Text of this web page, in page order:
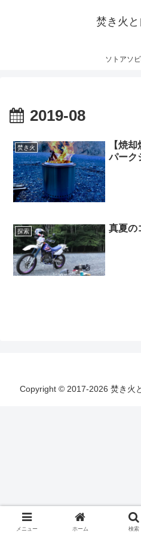
焚き火
ソトアソ
2019-08
焚き火
【焼
パーク
探索 真夏の
Copyright © 2017-2026 焚き火
メニュー ホーム 検索